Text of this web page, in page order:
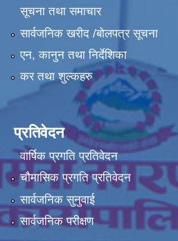
सूचना तथा समाचार
सार्वजनिक खरीद /बोलपत्र सूचना
एन, कानुन तथा निर्देशिका
कर तथा शुल्कहरु
प्रतिवेदन
वार्षिक प्रगति प्रतिवेदन
चौमासिक प्रगति प्रतिवेदन
सार्वजनिक सुनुवाई
सार्वजनिक परीक्षण